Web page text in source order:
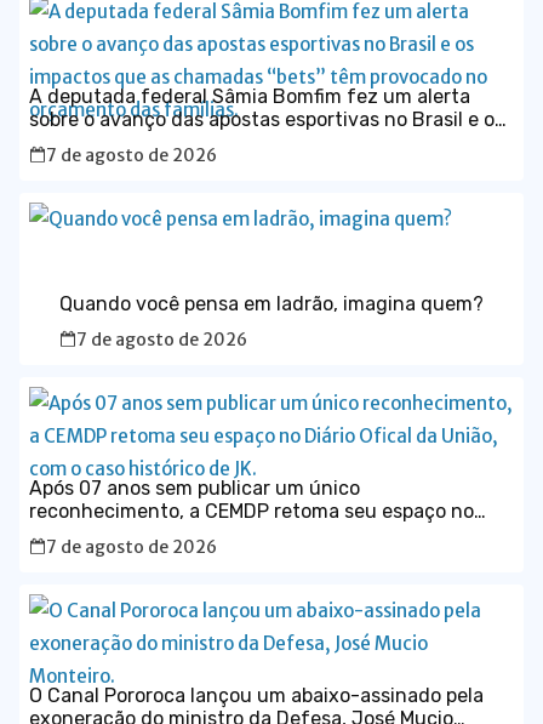
A deputada federal Sâmia Bomfim fez um alerta
sobre o avanço das apostas esportivas no Brasil e os
impactos que as chamadas “bets” têm provocado no
orçamento das famílias.
7 de agosto de 2026
Quando você pensa em ladrão, imagina quem?
7 de agosto de 2026
Após 07 anos sem publicar um único
reconhecimento, a CEMDP retoma seu espaço no
Diário Ofical da União, com o caso histórico de JK.
7 de agosto de 2026
O Canal Pororoca lançou um abaixo-assinado pela
exoneração do ministro da Defesa, José Mucio